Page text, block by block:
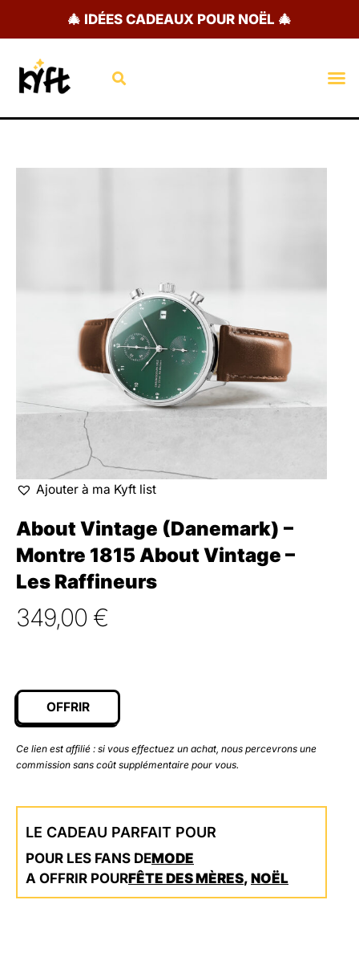
🎄 IDÉES CADEAUX POUR NOËL 🎄
Rechercher
Ajouter à ma Kyft list
About Vintage (Danemark) –
Montre 1815 About Vintage –
Les Raffineurs
349,00 €
OFFRIR
Ce lien est affilié : si vous effectuez un achat, nous percevrons une
commission sans coût supplémentaire pour vous.
LE CADEAU PARFAIT POUR
POUR LES FANS DEMODE
A OFFRIR POURFÊTE DES MÈRES, NOËL